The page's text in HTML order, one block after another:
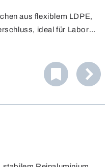
aus flexiblem LDPE,
ideal für Labors,